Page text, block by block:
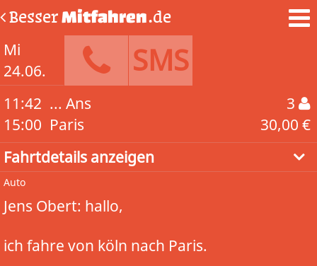
BesserMitfahren.de
Mi
24.06.
SMS
11:42
15:00
... Ans
Paris
3
30,00 €
Fahrtdetails anzeigen
Auto
Jens Obert: hallo,
ich fahre von köln nach Paris.